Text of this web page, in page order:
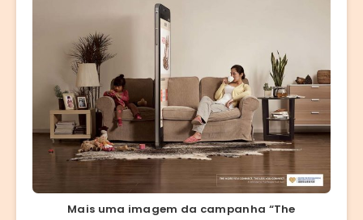
Mais uma imagem da campanha “The